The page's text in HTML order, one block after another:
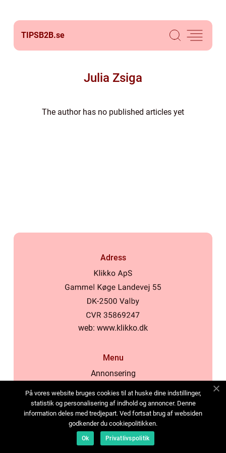
TIPSB2B.se
Julia Zsiga
The author has no published articles yet
Adress
web: www.klikko.dk
Menu
Annonsering
Cookies
Kontakta oss
Sitemap
På vores website bruges cookies til at huske dine indstillinger,
statistik og personalisering af indhold og annoncer. Denne
information deles med tredjepart. Ved fortsat brug af websiden
godkender du cookiepolitikken.
Ok Privatlivspolitik